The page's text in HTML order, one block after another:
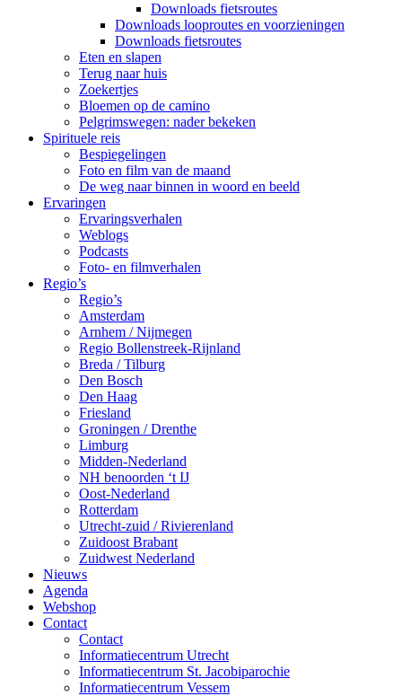
Downloads fietsroutes
Downloads looproutes en voorzieningen
Downloads fietsroutes
Eten en slapen
Terug naar huis
Zoekertjes
Bloemen op de camino
Pelgrimswegen: nader bekeken
Spirituele reis
Bespiegelingen
Foto en film van de maand
De weg naar binnen in woord en beeld
Ervaringen
Ervaringsverhalen
Weblogs
Podcasts
Foto- en filmverhalen
Regio’s
Regio’s
Amsterdam
Arnhem / Nijmegen
Regio Bollenstreek-Rijnland
Breda / Tilburg
Den Bosch
Den Haag
Friesland
Groningen / Drenthe
Limburg
Midden-Nederland
NH benoorden ‘t IJ
Oost-Nederland
Rotterdam
Utrecht-zuid / Rivierenland
Zuidoost Brabant
Zuidwest Nederland
Nieuws
Agenda
Webshop
Contact
Contact
Informatiecentrum Utrecht
Informatiecentrum St. Jacobiparochie
Informatiecentrum Vessem